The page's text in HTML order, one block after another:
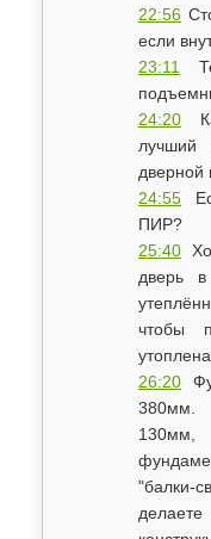
22:56
если
23:11
24:20
дверной
24:55
ПИР?
25:40
дверь
чтобы
26:20
380мм.
"балки-